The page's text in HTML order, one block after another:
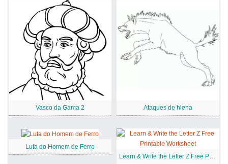
Vasco da Gama 2 Ataques de hiena
Luta do Homem de Ferro
Learn & Write the Letter Z Free Printable Worksheet